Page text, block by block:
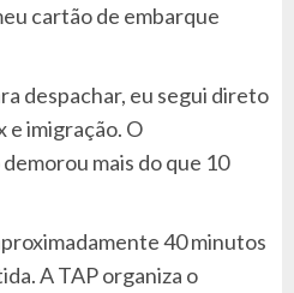
cartão de embarque
despachar, eu segui direto
e imigração. O
mais do que 10
40 minutos
A TAP organiza o